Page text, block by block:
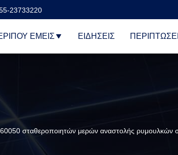
23733220
ΕΜΕΊΣ ΕΙΔΉΣΕΙΣ
σταθεροποιητών μερών αναστολής ρυμουλκών